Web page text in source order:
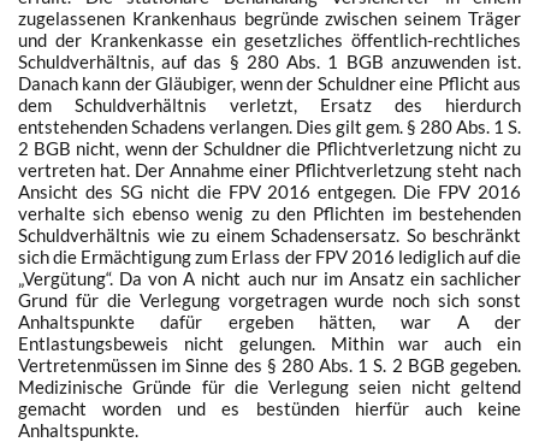
zugelassenen Krankenhaus begründe zwischen seinem Träger
und der Krankenkasse ein gesetzliches öffentlich-rechtliches
Schuldverhältnis, auf das § 280 Abs. 1 BGB anzuwenden ist.
Danach kann der Gläubiger, wenn der Schuldner eine Pflicht aus
dem Schuldverhältnis verletzt, Ersatz des hierdurch
entstehenden Schadens verlangen. Dies gilt gem. § 280 Abs. 1 S.
2 BGB nicht, wenn der Schuldner die Pflichtverletzung nicht zu
vertreten hat. Der Annahme einer Pflichtverletzung steht nach
Ansicht des SG nicht die FPV 2016 entgegen. Die FPV 2016
verhalte sich ebenso wenig zu den Pflichten im bestehenden
Schuldverhältnis wie zu einem Schadensersatz. So beschränkt
sich die Ermächtigung zum Erlass der FPV 2016 lediglich auf die
„Vergütung“. Da von A nicht auch nur im Ansatz ein sachlicher
Grund für die Verlegung vorgetragen wurde noch sich sonst
Anhaltspunkte dafür ergeben hätten, war A der
Entlastungsbeweis nicht gelungen. Mithin war auch ein
Vertretenmüssen im Sinne des § 280 Abs. 1 S. 2 BGB gegeben.
Medizinische Gründe für die Verlegung seien nicht geltend
gemacht worden und es bestünden hierfür auch keine
Anhaltspunkte.